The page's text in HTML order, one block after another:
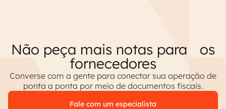
Não peça mais notas para os
fornecedores
Converse com a gente para conectar sua operação de
ponta a ponta por meio de documentos fiscais.
Fale com um especialista